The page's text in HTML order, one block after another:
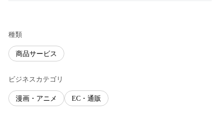
種類
商品サービス
ビジネスカテゴリ
漫画・アニメ EC・通販